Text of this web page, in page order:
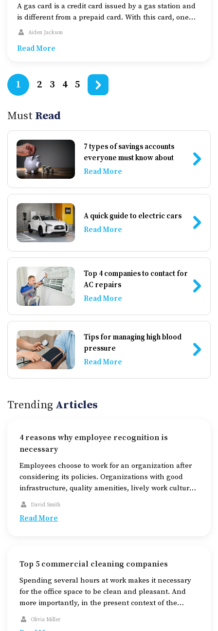
ポイント: – **利用条件をよく読む: 手数料や金利の条件
を慎重に確認しましょう。 – 複数のオプションを比較す
る: 信用スコアが低い人向けでも、条件や特典が異なる
オプション クレジットカード以外にも、信用スコアを
A gas card is a credit card issued by a gas station and
is different from a prepaid card. With this card, one
can pay for gas at the fuel station and benefit from the
on one’s fuel expenses. Gas cards offer discounts and
Aiden Jackson
Read More
1 2 3 4 5
Must Read
7 types of savings accounts
everyone must know about
Read More
A quick guide to electric cars
Read More
Top 4 companies to contact for
AC repairs
Read More
Tips for managing high blood
pressure
Read More
Trending Articles
4 reasons why employee recognition is
necessary
Employees choose to work for an organization after
considering its policies. Organizations with good
infrastructure, quality amenities, lively work culture,
and add-on benefits earn a good reputation in the
market and attract more applicants. Most
importantly, they give employees the due credit
David Smith
Read More
Top 5 commercial cleaning companies
Spending several hours at work makes it necessary
for the office space to be clean and pleasant. And
more importantly, in the present context of the
pandemic, hygienic cleaning services are in demand
more than ever before. But this rush can make you
Olivia Miller